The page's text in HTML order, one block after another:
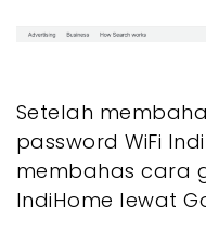
Setelah
password WiFi
membahas cara
IndiHome lewat